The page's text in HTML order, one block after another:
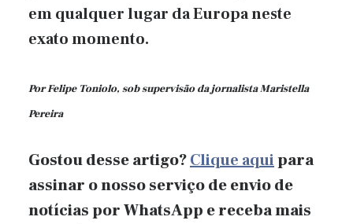
em qualquer lugar da Europa neste
exato momento.
Por Felipe Toniolo, sob supervisão da jornalista Maristella
Pereira
Gostou desse artigo?Clique aquipara
assinar o nosso serviço de envio de
notícias por WhatsApp e receba mais